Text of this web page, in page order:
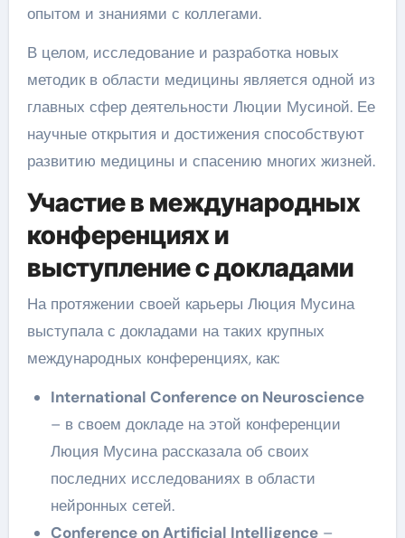
опытом и знаниями с коллегами.
В целом, исследование и разработка новых
методик в области медицины является одной из
главных сфер деятельности Люции Мусиной. Ее
научные открытия и достижения способствуют
развитию медицины и спасению многих жизней.
Участие в международных
конференциях и
выступление с докладами
На протяжении своей карьеры Люция Мусина
выступала с докладами на таких крупных
международных конференциях, как:
International Conference on Neuroscience
– в своем докладе на этой конференции
Люция Мусина рассказала об своих
последних исследованиях в области
нейронных сетей.
Conference on Artificial Intelligence–